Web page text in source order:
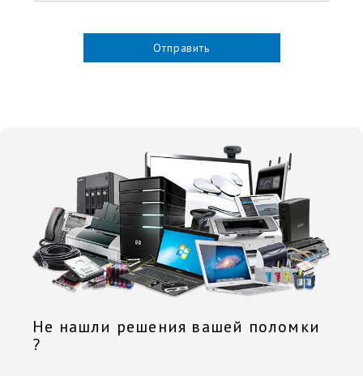
Отправить
Не нашли решения вашей поломки
?